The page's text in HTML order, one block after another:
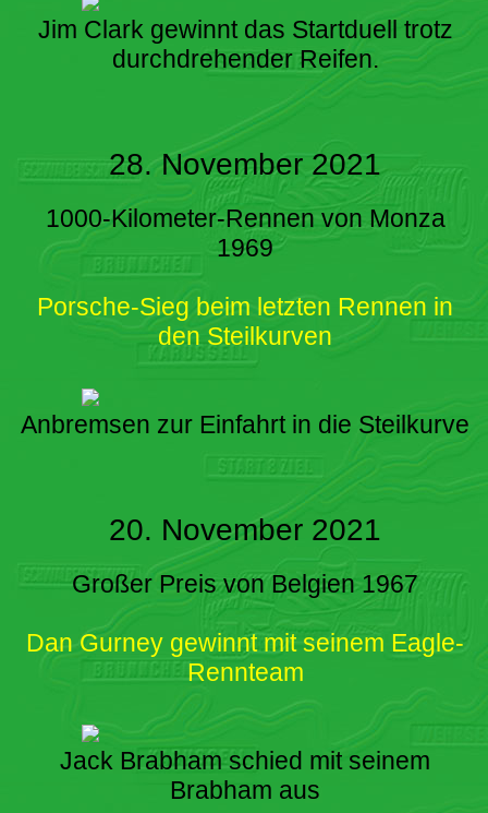
Jim Clark gewinnt das Startduell trotz
durchdrehender Reifen.
28. November 2021
1000-Kilometer-Rennen von Monza
1969
Porsche-Sieg beim letzten Rennen in
den Steilkurven
Anbremsen zur Einfahrt in die Steilkurve
20. November 2021
Großer Preis von Belgien 1967
Dan Gurney gewinnt mit seinem Eagle-
Rennteam
Jack Brabham schied mit seinem
Brabham aus